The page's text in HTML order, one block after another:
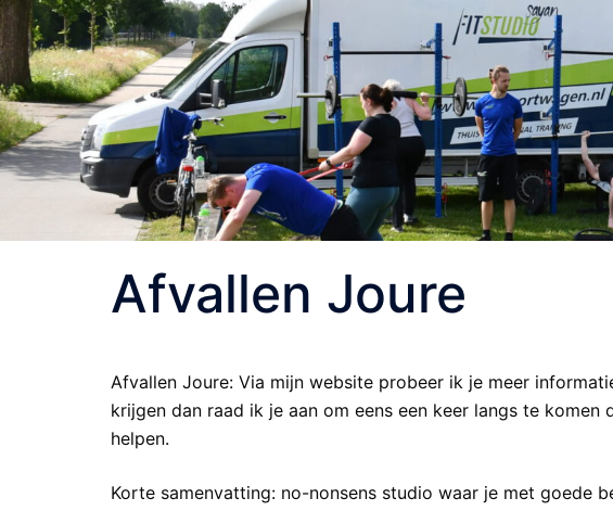
Afvallen Joure
Afvallen Joure: Via mijn website probeer ik je meer
krijgen dan raad ik je aan om eens een keer langs te
helpen.
Korte samenvatting: no-nonsens studio waar je met goede